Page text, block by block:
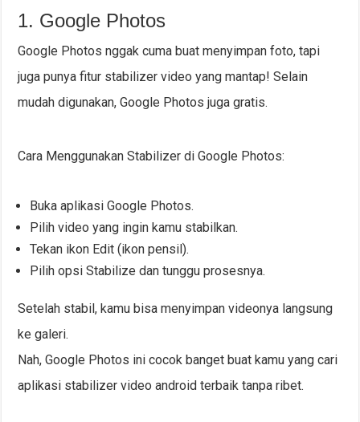
1. Google Photos
Google Photos nggak cuma buat menyimpan foto, tapi
juga punya fitur stabilizer video yang mantap! Selain
mudah digunakan, Google Photos juga gratis.
Cara Menggunakan Stabilizer di Google Photos:
Buka aplikasi Google Photos.
Pilih video yang ingin kamu stabilkan.
Tekan ikon Edit (ikon pensil).
Pilih opsi Stabilize dan tunggu prosesnya.
Setelah stabil, kamu bisa menyimpan videonya langsung
ke galeri.
Nah, Google Photos ini cocok banget buat kamu yang cari
aplikasi stabilizer video android terbaik tanpa ribet.